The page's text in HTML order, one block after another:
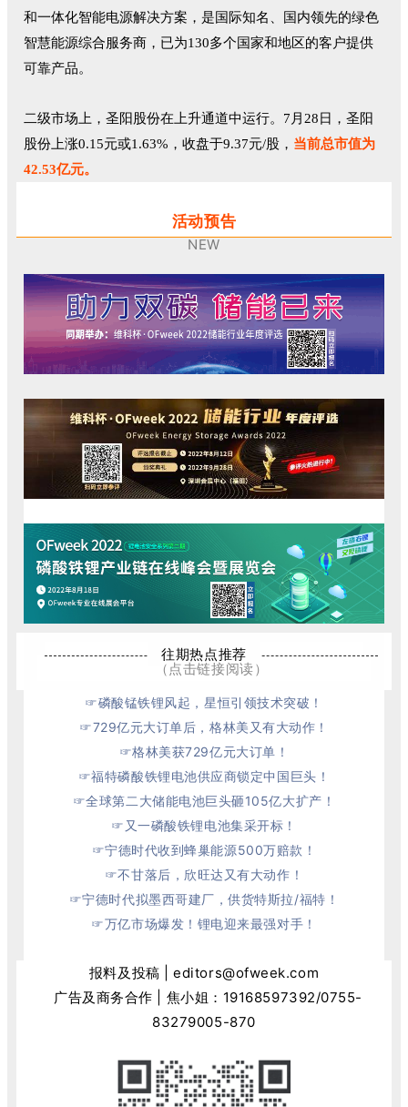
和一体化智能电源解决方案，是国际知名、国内领先的绿色
智慧能源综合服务商，已为130多个国家和地区的客户提供
可靠产品。
二级市场上，圣阳股份在上升通道中运行。7月28日，圣阳
股份上涨0.15元或1.63%，收盘于9.37元/股， 当前总市值为
42.53亿元。
活动预告
NEW
往期热点推荐
（点击链接阅读）
☞磷酸锰铁锂风起，星恒引领技术突破！
☞729亿元大订单后，格林美又有大动作！
☞格林美获729亿元大订单！
☞福特磷酸铁锂电池供应商锁定中国巨头！
☞全球第二大储能电池巨头砸105亿大扩产！
☞ 又一磷酸铁锂电池集采开标！
☞宁德时代收到蜂巢能源500万赔款！
☞不甘落后，欣旺达又有大动作！
☞宁德时代拟墨西哥建厂，供货特斯拉/福特！
☞万亿市场爆发！锂电迎来最强对手！
报料及投稿 | editors@ofweek.com
广告及商务合作 | 焦小姐： 19168597392/0755-
83279005-870